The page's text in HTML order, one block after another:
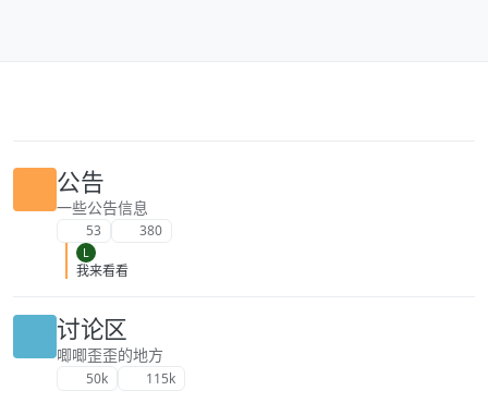
公告
一些公告信息
53 380
L
我来看看
讨论区
唧唧歪歪的地方
50k 115k